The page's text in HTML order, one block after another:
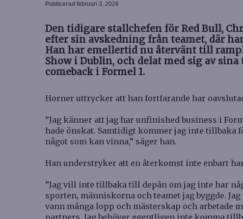
Publicerad februari 3, 2026
Den tidigare stallchefen för Red Bull,
efter sin avskedning från teamet, där
Han har emellertid nu återvänt till
Show i Dublin, och delat med sig av
comeback i Formel 1.
Horner uttrycker att han fortfarande har
”Jag känner att jag har unfinished business i
hade önskat. Samtidigt kommer jag inte tillbaka
något som kan vinna,” säger han.
Han understryker att en återkomst inte enbart
”Jag vill inte tillbaka till depån om jag inte har
sporten, människorna och teamet jag byggde.
vann många lopp och mästerskap och arbetade